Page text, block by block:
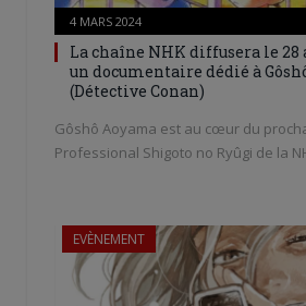
4 MARS 2024
La chaîne NHK diffusera le
un documentaire dédié à
(Détective Conan)
Gôshô Aoyama est au cœur du
Professional Shigoto no Ryûgi de la
EVÈNEMENT